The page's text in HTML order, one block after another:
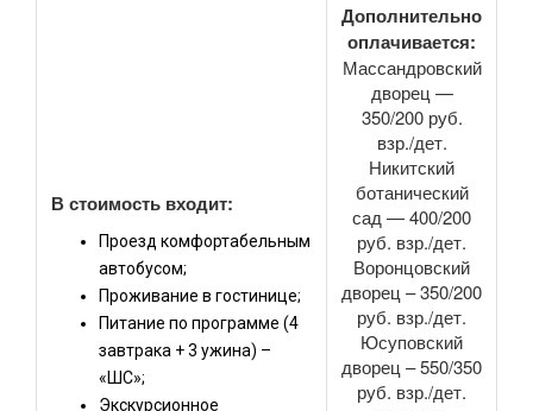
В стоимость входит:
Проезд комфортабельным
автобусом;
Проживание в гостинице;
Питание по программе (4
завтрака + 3 ужина) –
«ШС»;
Экскурсионное
Дополнительно
оплачивается:
Массандровский
дворец —
350/200 руб.
взр./дет.
Никитский
ботанический
сад — 400/200
руб. взр./дет.
Воронцовский
дворец – 350/200
руб. взр./дет.
Юсуповский
дворец – 550/350
руб. взр./дет.